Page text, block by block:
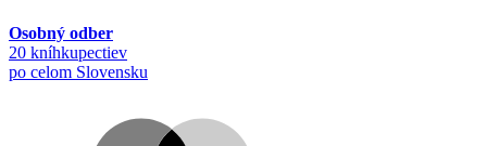
Osobný odber
20 kníhkupectiev
po celom Slovensku